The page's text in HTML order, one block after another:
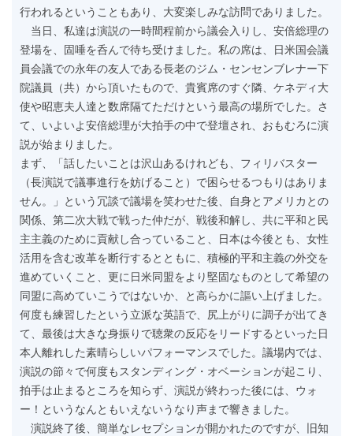
行われるということもあり、大変楽しみな訪問でありました。
当日、私達は演説の一時間程前から議会入りし、安倍総理の
登場を、固唾を呑んで待ち受けました。私の席は、日米国会議
員会議での永年の友人である長老のジム・センセンブレナー下
院議員（共）から頂いたもので、貴賓席のすぐ隣、ケネディ大
使や昭恵夫人達と数席隔てただけという最高の場所でした。さ
て、いよいよ安倍総理が大拍手の中で登壇され、おもむろに演
説が始まりました。
まず、「話したいことは沢山あるけれども、フィリバスター
（長演説で議事進行を妨げること）で困らせるつもりはありま
せん。」という冗談で議場を笑わせた後、自身とアメリカとの
関係、第二次大戦で戦った仲だが、戦後和解し、共に平和と民
主主義のために貢献し合っていること、日本は今後とも、女性
活用を含む改革を断行するとともに、積極的平和主義の外交を
進めていくこと、更に日米同盟をより堅固なものとして希望の
同盟に高めていこうではないか、と高らかに謳い上げました。
何度も練習したという立派な英語で、尻上がりに調子が出てき
て、最後は大きな身振りで聴衆の反応をリードするといった日
本人離れした素晴らしいパフォーマンスでした。議場内では、
演説の節々で何度もスタンディング・オベーションが起こり、
拍手は止まるところを知らず、演説が終わった後には、ウォ
ー！というなんともいえないうなり声まで響きました。
演説終了後、簡単なレセプションが開かれたのですが、旧知